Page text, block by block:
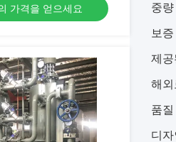
가격을 얻으세요 중량
보증
제공
해외
품질
디자